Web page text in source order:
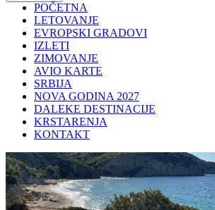
POČETNA
LETOVANJE
EVROPSKI GRADOVI
IZLETI
ZIMOVANJE
AVIO KARTE
SRBIJA
NOVA GODINA 2027
DALEKE DESTINACIJE
KRSTARENJA
KONTAKT